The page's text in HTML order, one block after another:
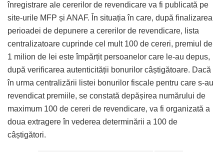
înregistrare ale cererilor de revendicare va fi publicată pe
site-urile MFP și ANAF. În situația în care, după finalizarea
perioadei de depunere a cererilor de revendicare, lista
centralizatoare cuprinde cel mult 100 de cereri, premiul de
1 milion de lei este împărțit persoanelor care le-au depus,
după verificarea autenticității bonurilor câștigătoare. Dacă
în urma centralizării listei bonurilor fiscale pentru care s-au
revendicat premiile, se constată depășirea numărului de
maximum 100 de cereri de revendicare, va fi organizată a
doua extragere în vederea determinării a 100 de
câștigători.